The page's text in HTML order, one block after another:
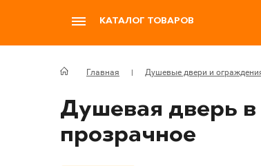
КАТАЛОГ ТОВАРОВ
Главная Душевые двери и
Душевая дверь в
прозрачное